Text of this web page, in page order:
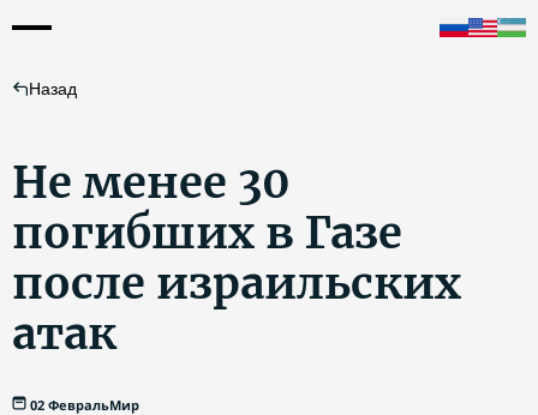
Назад
Не менее 30
погибших в Газе
после израильских
атак
02 ФевральМир